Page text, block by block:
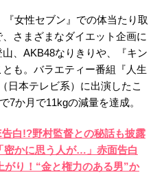
女性セブン』での体当たり取
さまざまなダイエット企画に
、AKB48なりきりや、『キン
も。バラエティー番組『人生
日本テレビ系）に出演したこ
7か月で11kgの減量を達成。
白!?野村監督との秘話も披露
密かに思う人が…」赤面告白
がり！“金と権力のある男”か